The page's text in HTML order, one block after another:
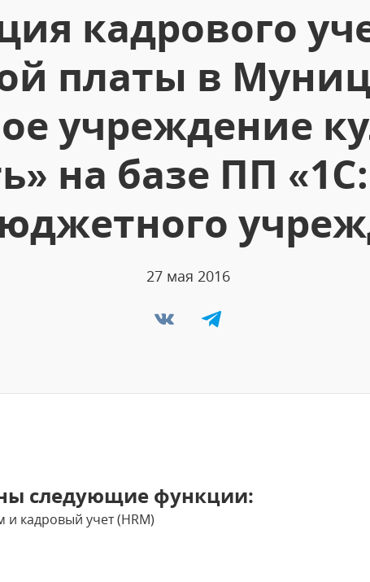
кадрового
платы в
учреждение
на базе ПП
27 мая 2016
следующие функции:
кадровый учет (HRM)